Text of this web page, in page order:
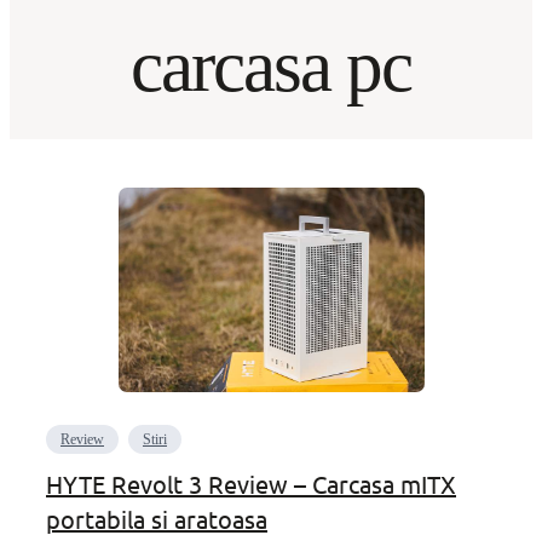
carcasa pc
Review Stiri
HYTE Revolt 3 Review – Carcasa mITX
portabila si aratoasa